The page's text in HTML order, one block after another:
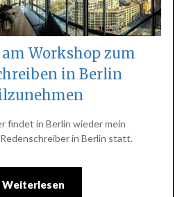
am Workshop zum
in Berlin
findet in Berlin wieder mein
in Berlin statt.
Weiterlesen